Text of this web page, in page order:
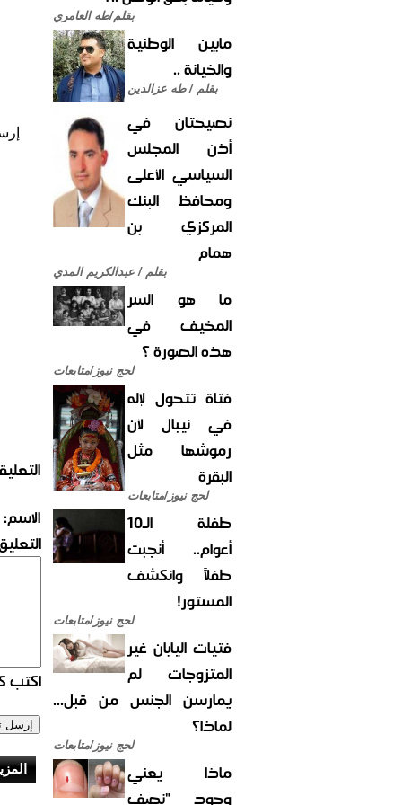
بقلم/طه العامري
مابين الوطنية
والخيانة ..
بقلم / طه عزالدين
نصيحتان في
أذن المجلس
السياسي الأعلى
ومحافظ البنك
المركزي بن
همام
بقلم / عبدالكريم المدي
ما هو السر
المخيف في
هذه الصورة ؟
لحج نيوز/متابعات
فتاة تتحول لإله
في نيبال لأن
رموشها مثل
البقرة
لحج نيوز/متابعات
طفلة الـ10
أعوام.. أنجبت
طفلاً وانكشف
المستور!
لحج نيوز/متابعات
فتيات اليابان غير
المتزوجات لم
يمارسن الجنس من قبل...
لماذا؟
لحج نيوز/متابعات
ماذا يعني
وجود "نصف
الاسم:
اكتب